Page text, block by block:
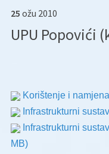
25 ožu 2010
UPU Popovići
Korištenje i
Infrastrukturni
Infrastrukturni
MB)